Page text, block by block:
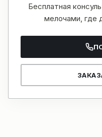
Бесплатная
мелочами, где